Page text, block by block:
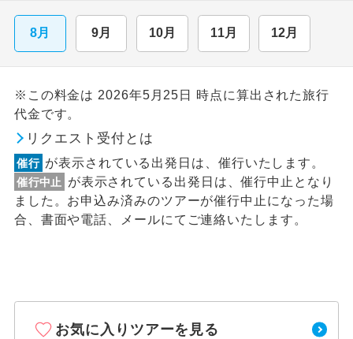
8月 9月 10月 11月 12月
※この料金は 2026年5月25日 時点に算出された旅行
代金です。
リクエスト受付とは
催行 が表示されている出発日は、催行いたします。
催行中止
が表示されている出発日は、催行中止となり
ました。お申込み済みのツアーが催行中止になった場
合、書面や電話、メールにてご連絡いたします。
お気に入りツアーを見る